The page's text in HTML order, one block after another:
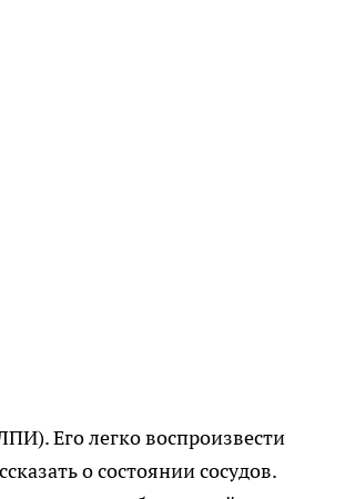
Его легко воспроизвести
о состоянии сосудов.